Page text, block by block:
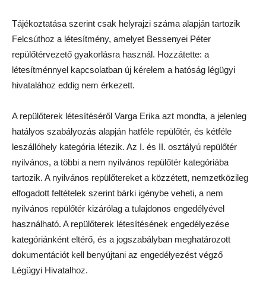
Tájékoztatása szerint csak helyrajzi száma alapján tartozik
Felcsúthoz a létesítmény, amelyet Bessenyei Péter
repülőtérvezető gyakorlásra használ. Hozzátette: a
létesítménnyel kapcsolatban új kérelem a hatóság légügyi
hivatalához eddig nem érkezett.
A repülőterek létesítéséről Varga Erika azt mondta, a jelenleg
hatályos szabályozás alapján hatféle repülőtér, és kétféle
leszállóhely kategória létezik. Az I. és II. osztályú repülőtér
nyilvános, a többi a nem nyilvános repülőtér kategóriába
tartozik. A nyilvános repülőtereket a közzétett, nemzetközileg
elfogadott feltételek szerint bárki igénybe veheti, a nem
nyilvános repülőtér kizárólag a tulajdonos engedélyével
használható. A repülőterek létesítésének engedélyezése
kategóriánként eltérő, és a jogszabályban meghatározott
dokumentációt kell benyújtani az engedélyezést végző
Légügyi Hivatalhoz.